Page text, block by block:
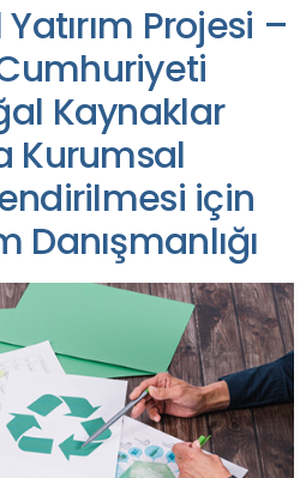
Projesi –
Kaynaklar
Kurumsal
için
Danışmanlığı